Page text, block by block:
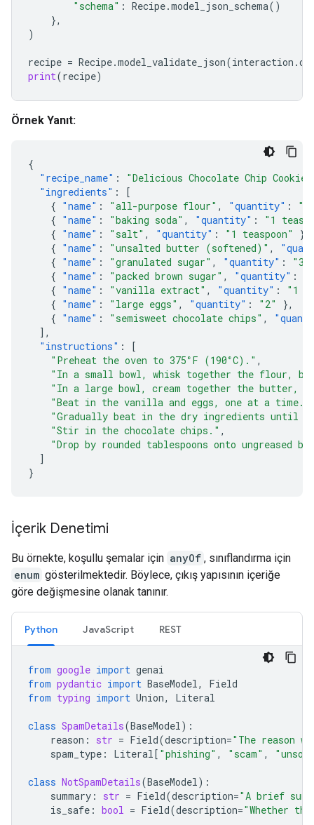
"schema" : Recipe.model_json_schema()
},
)
recipe = Recipe.model_validate_json(interaction .
print(recipe)
Örnek Yanıt:
{
"recipe_name" :
"Delicious Chocolate Chip
"ingredients" :
[
{ "name" : "all-purpose flour" , "quantity" :
"2
{ "name" : "baking soda" , "quantity" :
"1
{ "name" : "salt" , "quantity" : "1 teaspoon"
},
{ "name" : "unsalted butter (softened)" ,
{ "name" : "granulated sugar" , "quantity" :
"3/
{ "name" : "packed brown sugar" , "quantity" :
{ "name" : "vanilla extract" , "quantity" :
"1
{ "name" : "large eggs" , "quantity" : "2"
},
{ "name" : "semisweet chocolate chips" ,
],
"instructions" :
[
"Preheat the oven to 375°F (190°C)." ,
"In a small bowl, whisk together the flour,
"In a large bowl, cream together the butter,
"Beat in the vanilla and eggs, one at a time."
"Gradually beat in the dry ingredients until
"Stir in the chocolate chips." ,
"Drop by rounded tablespoons onto ungreased
]
}
İçerik Denetimi
Bu örnekte, koşullu şemalar için anyOf , sınıflandırma için
enum gösterilmektedir. Böylece, çıkış yapısının içeriğe
göre değişmesine olanak tanınır.
Python JavaScript REST
from google import genai
from pydantic import BaseModel,
Field
from typing import Union, Literal
class SpamDetails(BaseModel):
reason : str = Field(description="The reason
spam_type : Literal[ "phishing" , "scam" ,
class NotSpamDetails(BaseModel):
summary : str = Field(description="A brief
is_safe : bool = Field(description="Whether